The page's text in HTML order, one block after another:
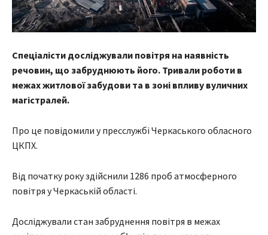
Спеціалісти досліджували повітря на наявність
речовин, що забруднюють його. Тривали роботи в
межах житлової забудови та в зоні впливу вуличних
магістралей.
Про це повідомили у пресслужбі Черкаського обласного
ЦКПХ.
Від початку року здійснили 1286 проб атмосферного
повітря у Черкаській області.
Досліджували стан забруднення повітря в межах